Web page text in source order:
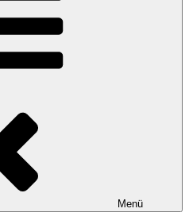
Menü